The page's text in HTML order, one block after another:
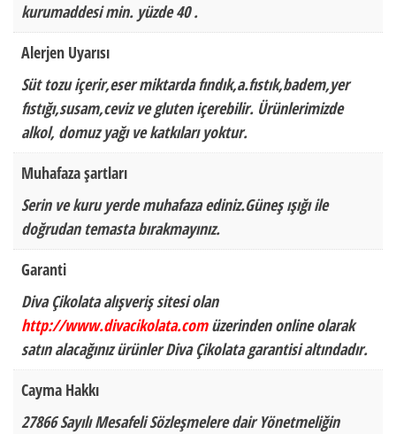
kurumaddesi min. yüzde 40 .
Alerjen Uyarısı
Süt tozu içerir,eser miktarda fındık,a.fıstık,badem,yer
fıstığı,susam,ceviz ve gluten içerebilir. Ürünlerimizde
alkol, domuz yağı ve katkıları yoktur.
Muhafaza şartları
Serin ve kuru yerde muhafaza ediniz.Güneş ışığı ile
doğrudan temasta bırakmayınız.
Garanti
Diva Çikolata alışveriş sitesi olan
http://www.divacikolata.comüzerinden online olarak
satın alacağınız ürünler Diva Çikolata garantisi altındadır.
Cayma Hakkı
27866 Sayılı Mesafeli Sözleşmelere dair Yönetmeliğin